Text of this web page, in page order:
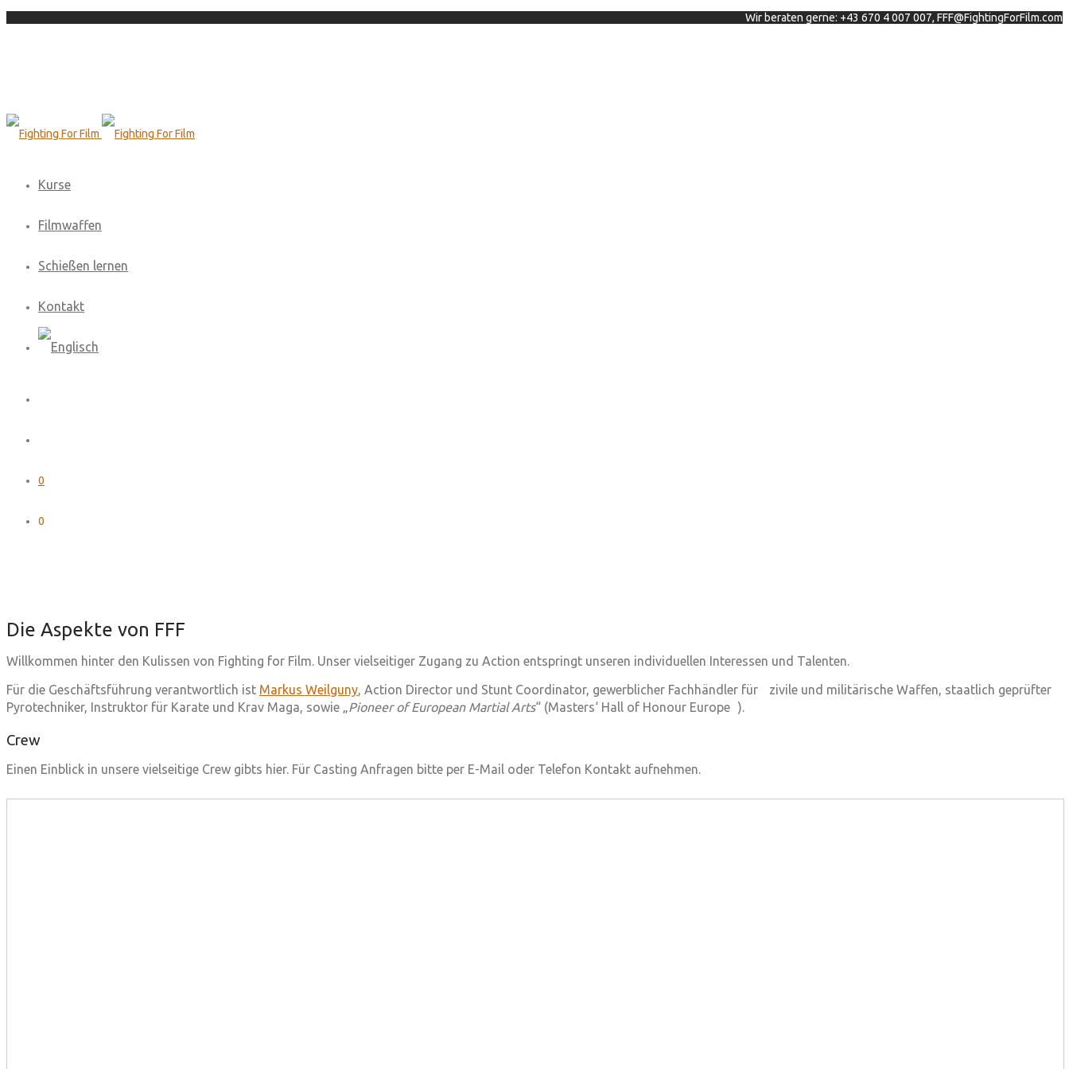
Wir beraten gerne: +43 670 4 007 007, FFF@FightingForFilm.com
Kurse
Filmwaffen
Schießen lernen
Kontakt
0
0
Die Aspekte von FFF
Willkommen hinter den Kulissen von Fighting for Film. Unser vielseitiger Zugang zu Action entspringt unseren individuellen Interessen und Talenten.
Für die Geschäftsführung verantwortlich ist Markus Weilguny, Action Director und Stunt Coordinator, gewerblicher Fachhändler für zivile und militärische Waffen, staatlich geprüfter
Pyrotechniker, Instruktor für Karate und Krav Maga, sowie „Pioneer of European Martial Arts“ (Masters‘ Hall of Honour Europe ).
Crew
Einen Einblick in unsere vielseitige Crew gibts hier. Für Casting Anfragen bitte per E-Mail oder Telefon Kontakt aufnehmen.